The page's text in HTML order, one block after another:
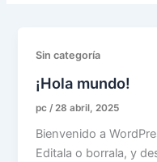
Sin categoría
¡Hola mundo!
pc /28 abril, 2025
Bienvenido a
Editala o borrala, y